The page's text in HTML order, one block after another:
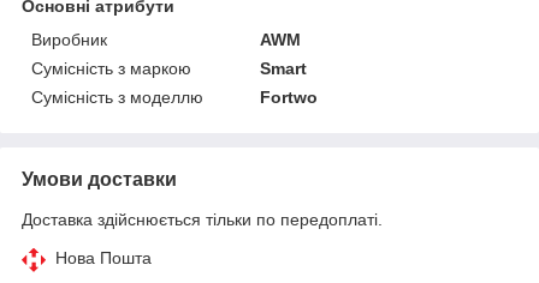
Основні атрибути
Виробник
AWM
Сумісність з маркою
Smart
Сумісність з моделлю
Fortwo
Умови доставки
Доставка здійснюється тільки по передоплаті.
Нова Пошта